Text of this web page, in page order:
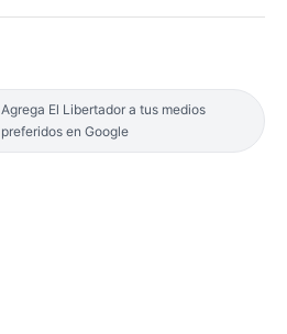
Agrega El Libertador a tus medios
preferidos en Google